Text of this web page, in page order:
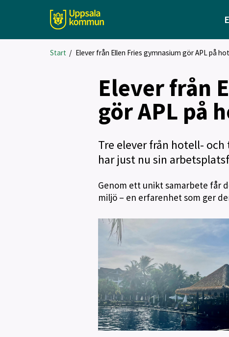
Start / Elever från Ellen Fries gymnasium gör APL på
Elever från
gör APL på
Tre elever från hotell-
har just nu sin
Genom ett unikt samarbete får
miljö – en erfarenhet som ger